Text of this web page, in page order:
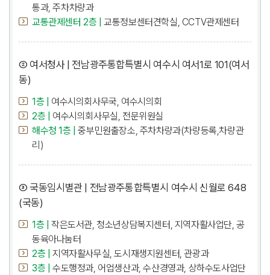
통과, 주차차량과
교통관제센터 2층 |
교통정보센터견학실, CCTV관제센터
② 여서청사 | 전남광주통합특별시 여수시 여서1로 101(여서
동)
1층 |
여수시의회사무국, 여수시의회
2층 |
여수시의회사무실, 전문위원실
해수청 1층 |
중부민원출장소, 주차차량과(차량등록,차량관
리)
③ 국동임시별관 | 전남광주통합특별시 여수시 신월로 648
(국동)
1층 |
작은도서관, 청소년상담복지센터, 지역자활사업단, 공
동육아나눔터
2층 |
지역자활사무실, 도시재생지원센터, 관광과
3층 |
수도행정과, 어업생산과, 수산경영과, 상하수도사업단